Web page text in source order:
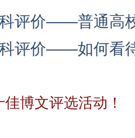
评价——普通高
评价——如何看
博文评选活动！